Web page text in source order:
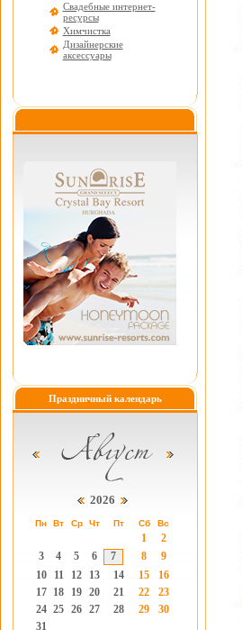
Свадебные интернет-
ресурсы
Химчистка
Дизайнерские
аксессуары
Праздничный календарь
2026
Пн Вт Ср Чт Пт Сб Вс
1
2
3
4 5 6 7 8
9
10
11 12 13 14 15
16
17
18 19 20 21 22
23
24 25 26 27 28 29
30
31